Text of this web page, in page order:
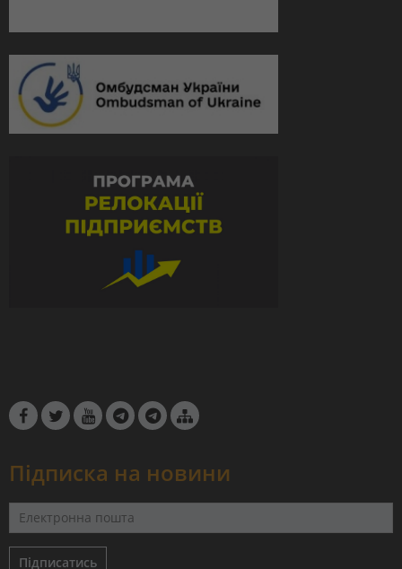
Підписка на новини
Підписатись